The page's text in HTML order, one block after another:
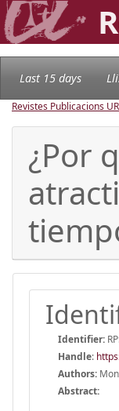
Last 15 days
Revistes Publicacions
¿Por
Identifier:
Handle:
Authors:
Abstract: